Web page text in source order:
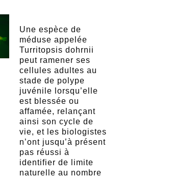
Une espèce de
méduse appelée
Turritopsis dohrnii
peut ramener ses
cellules adultes au
stade de polype
juvénile lorsqu’elle
est blessée ou
affamée, relançant
ainsi son cycle de
vie, et les biologistes
n’ont jusqu’à présent
pas réussi à
identifier de limite
naturelle au nombre